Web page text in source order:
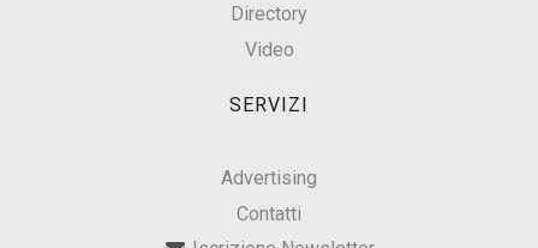
Directory
Video
SERVIZI
Advertising
Contatti